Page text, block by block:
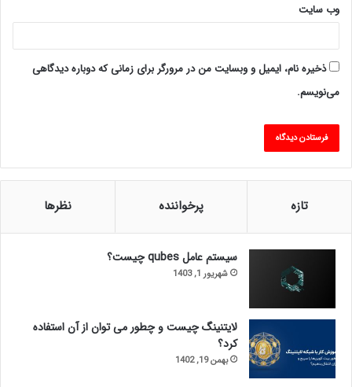
وب‌ سایت
ذخیره نام، ایمیل و وبسایت من در مرورگر برای زمانی که دوباره دیدگاهی
می‌نویسم.
تازه پرخواننده نظرها
سیستم عامل qubes چیست؟
شهریور 1, 1403
لایتنینگ چیست و چطور می توان از آن استفاده
کرد؟
بهمن 19, 1402